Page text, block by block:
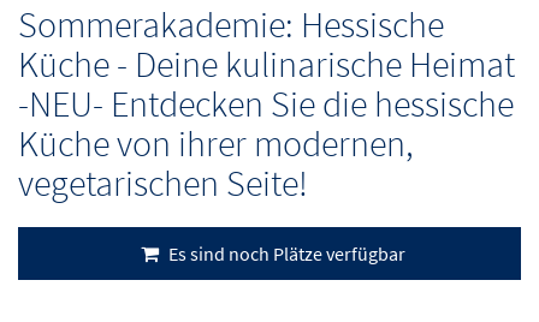
Sommerakademie: Hessische
Küche - Deine kulinarische Heimat
-NEU- Entdecken Sie die hessische
Küche von ihrer modernen,
vegetarischen Seite!
Es sind noch Plätze verfügbar